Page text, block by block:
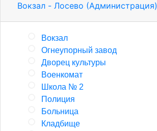
Вокзал - Лосево (Администрация)
Вокзал
Огнеупорный завод
Дворец культуры
Военкомат
Школа № 2
Полиция
Больница
Кладбище